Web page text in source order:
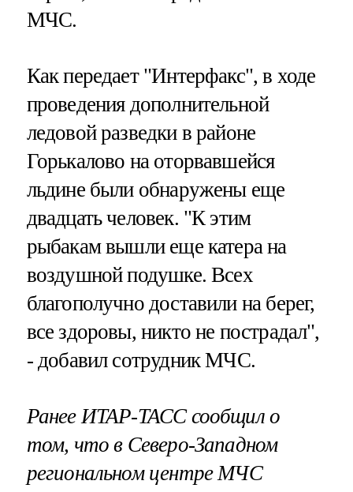
МЧС.
Как передает "Интерфакс", в ходе
проведения дополнительной
ледовой разведки в районе
Горькалово на оторвавшейся
льдине были обнаружены еще
двадцать человек. "К этим
рыбакам вышли еще катера на
воздушной подушке. Всех
благополучно доставили на берег,
все здоровы, никто не пострадал",
- добавил сотрудник МЧС.
Ранее ИТАР-ТАСС сообщил о
том, что в Северо-Западном
региональном центре МЧС